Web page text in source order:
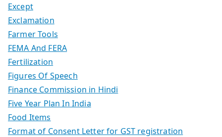
Except
Exclamation
Farmer Tools
FEMA And FERA
Fertilization
Figures Of Speech
Finance Commission in Hindi
Five Year Plan In India
Food Items
Format of Consent Letter for GST registration